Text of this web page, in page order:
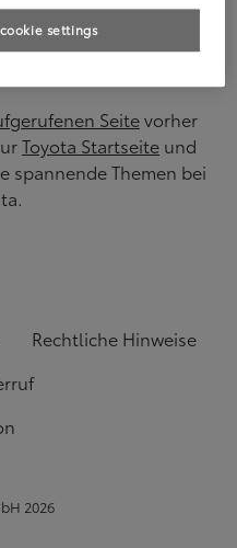
leider nicht gefunden
Seitevorher
Toyota Startseite und
spannende Themen bei
Rechtliche Hinweise
2026
settings